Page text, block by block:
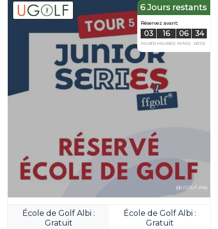
6 Jours restants
École de Golf Albi :
Gratuit
École de Golf Albi :
Gratuit
@UGOLF Albi